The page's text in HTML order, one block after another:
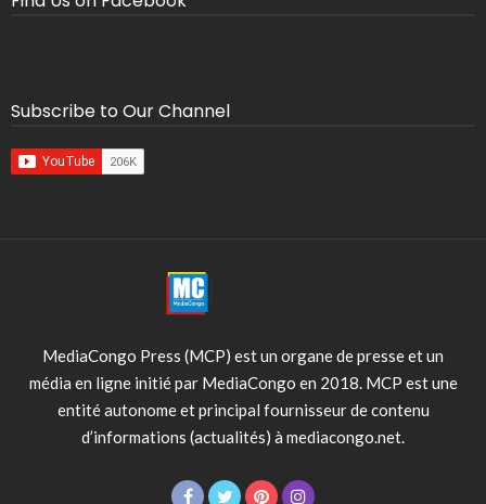
Subscribe to Our Channel
MediaCongo Press (MCP) est un organe de presse et un
média en ligne initié par MediaCongo en 2018. MCP est une
entité autonome et principal fournisseur de contenu
d’informations (actualités) à mediacongo.net.